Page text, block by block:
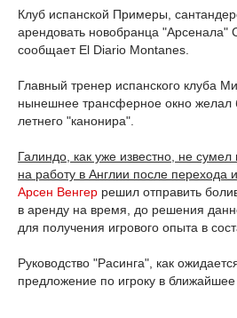
Клуб испанской Примеры,
арендовать новобранца "Арсенала"
сообщает El Diario Montanes.
Главный тренер испанского клуба
нынешнее трансферное окно желал
летнего "канонира".
Галиндо, как уже известно, не
на работу в Англии после перехода
Арсен Венгер решил отправить
в аренду на время, до решения
для получения игрового опыта в
Руководство "Расинга", как
предложение по игроку в ближайшее